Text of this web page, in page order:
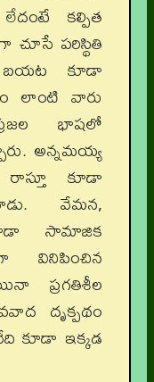
కల్పిత
చూసే పరిస్థితి
బయట కూడా
లాంటి వారు
భాషలో
అన్నమయ్య
కూడా
వేమన,
సామాజిక
వినిపించిన
ప్రగతిశీల
దృక్పథం
కూడా ఇక్కడ